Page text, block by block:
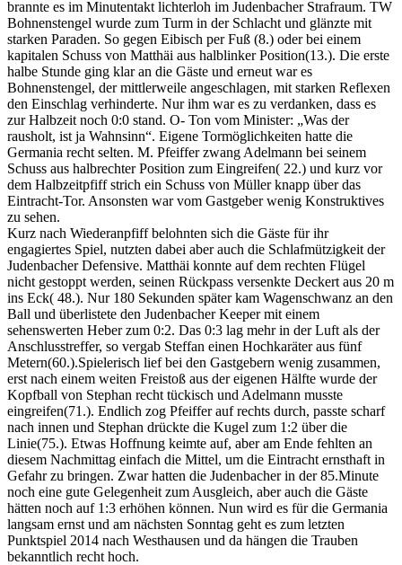
brannte es im Minutentakt lichterloh im Judenbacher Strafraum. TW
Bohnenstengel wurde zum Turm in der Schlacht und glänzte mit
starken Paraden. So gegen Eibisch per Fuß (8.) oder bei einem
kapitalen Schuss von Matthäi aus halblinker Position(13.). Die erste
halbe Stunde ging klar an die Gäste und erneut war es
Bohnenstengel, der mittlerweile angeschlagen, mit starken Reflexen
den Einschlag verhinderte. Nur ihm war es zu verdanken, dass es
zur Halbzeit noch 0:0 stand. O- Ton vom Minister: „Was der
rausholt, ist ja Wahnsinn“. Eigene Tormöglichkeiten hatte die
Germania recht selten. M. Pfeiffer zwang Adelmann bei seinem
Schuss aus halbrechter Position zum Eingreifen( 22.) und kurz vor
dem Halbzeitpfiff strich ein Schuss von Müller knapp über das
Eintracht-Tor. Ansonsten war vom Gastgeber wenig Konstruktives
zu sehen.
Kurz nach Wiederanpfiff belohnten sich die Gäste für ihr
engagiertes Spiel, nutzten dabei aber auch die Schlafmützigkeit der
Judenbacher Defensive. Matthäi konnte auf dem rechten Flügel
nicht gestoppt werden, seinen Rückpass versenkte Deckert aus 20 m
ins Eck( 48.). Nur 180 Sekunden später kam Wagenschwanz an den
Ball und überlistete den Judenbacher Keeper mit einem
sehenswerten Heber zum 0:2. Das 0:3 lag mehr in der Luft als der
Anschlusstreffer, so vergab Steffan einen Hochkaräter aus fünf
Metern(60.).Spielerisch lief bei den Gastgebern wenig zusammen,
erst nach einem weiten Freistoß aus der eigenen Hälfte wurde der
Kopfball von Stephan recht tückisch und Adelmann musste
eingreifen(71.). Endlich zog Pfeiffer auf rechts durch, passte scharf
nach innen und Stephan drückte die Kugel zum 1:2 über die
Linie(75.). Etwas Hoffnung keimte auf, aber am Ende fehlten an
diesem Nachmittag einfach die Mittel, um die Eintracht ernsthaft in
Gefahr zu bringen. Zwar hatten die Judenbacher in der 85.Minute
noch eine gute Gelegenheit zum Ausgleich, aber auch die Gäste
hätten noch auf 1:3 erhöhen können. Nun wird es für die Germania
langsam ernst und am nächsten Sonntag geht es zum letzten
Punktspiel 2014 nach Westhausen und da hängen die Trauben
bekanntlich recht hoch.